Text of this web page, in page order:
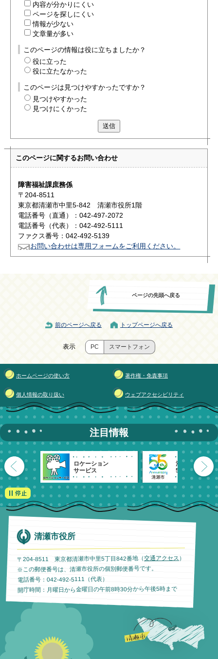
内容が分かりにくい
ページを探しにくい
情報が少ない
文章量が多い
このページの情報は役に立ちましたか？
役に立った
役に立たなかった
このページは見つけやすかったですか？
見つけやすかった
見つけにくかった
送信
このページに関するお問い合わせ
障害福祉課庶務係
〒204-8511
東京都清瀬市中里5-842 清瀬市役所1階
電話番号（直通）：042-497-2072
電話番号（代表）：042-492-5111
ファクス番号：042-492-5139
お問い合わせは専用フォームをご利用ください。
ページの先頭へ戻る
前のページへ戻る トップページへ戻る
表示 PC スマートフォン
ホームページの使い方 著作権・免責事項
個人情報の取り扱い ウェブアクセシビリティ
注目情報
ロケーション
サービス
清瀬市
55周年記念
清瀬市役所
〒204-8511 東京都清瀬市中里5丁目842番地（交通アクセス ）
※この郵便番号は、清瀬市役所の個別郵便番号です。
電話番号：042-492-5111（代表）
開庁時間：月曜日から金曜日の午前8時30分から午後5時まで